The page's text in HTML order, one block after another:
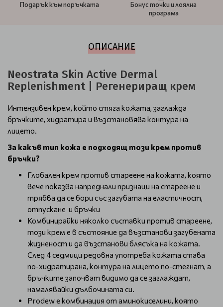
Подарък към поръчката
Бонус точки и лоялна
програма
ОПИСАНИЕ
Neostrata Skin Active Dermal
Replenishment | Регенериращ крем
Интензивен крем, който стяга кожата, заглажда
бръчките, хидратира и възстановява контура на
лицето.
За какъв тип кожа е подходящ този крем против
бръчки?
Глобален крем против стареене на кожата, която
вече показва напреднали признаци на стареене и
трябва да се бори със загубата на еластичност,
отпускане и бръчки
Комбинирайки няколко съставки против стареене,
този крем е в състояние да възстанови загубената
жизненост и да възстанови блясъка на кожата.
След 4 седмици редовна употреба кожата става
по-хидратирана, контура на лицето по-стегнат, а
бръчките започват видимо да се заглаждат,
намалявайки дълбочината си.
Prodew е комбинация от аминокиселини, която